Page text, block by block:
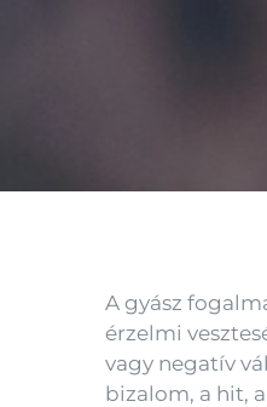
A gyász
érzelmi
vagy negatív
bizalom, a hit,